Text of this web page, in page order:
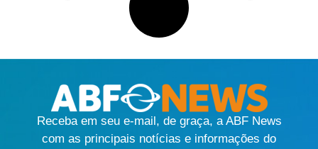
Receba em seu e-mail, de graça, a ABF News
com as principais notícias e informações do